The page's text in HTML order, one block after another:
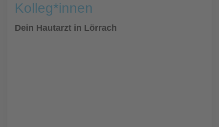
Kolleg*innen
Dein Hautarzt in Lörrach